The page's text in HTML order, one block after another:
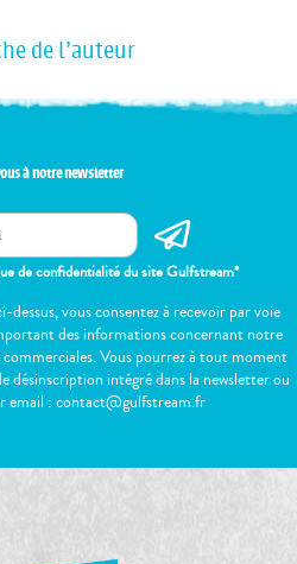
de l'auteur
à notre newsletter
de confidentialité du site Gulfstream*
vous consentez à recevoir par voie
des informations concernant notre
Vous pourrez à tout moment
désinscription intégré dans la newsletter ou
email : contact@gulfstream.fr